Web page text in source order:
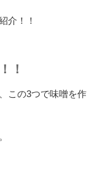
介！！
！
この3つで味噌を作